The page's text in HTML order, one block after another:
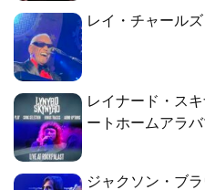
レイ・チャール
レイナード・ス
ートホームアラ
ジャクソン・ブ